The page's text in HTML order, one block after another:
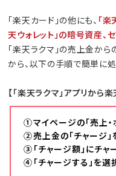
「楽天カード」の他にも、 「
天ウォレット」の暗号資産、
「楽天ラクマ」の売上金から
から、以下の手順で簡単に処
【「楽天ラクマ」アプリから
①マイページの「売上・
②売上金の「チャージ」
③「チャージ額」にチ
④「チャージする」を選